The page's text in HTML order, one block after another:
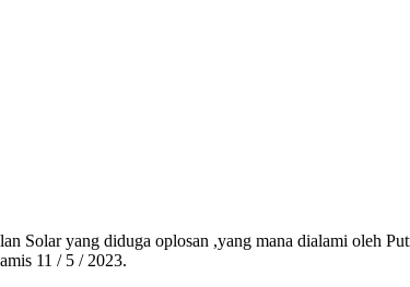
Solar yang diduga oplosan ,yang mana dialami oleh
11 / 5 / 2023.